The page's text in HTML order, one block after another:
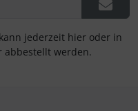
jederzeit hier oder in
abbestellt werden.